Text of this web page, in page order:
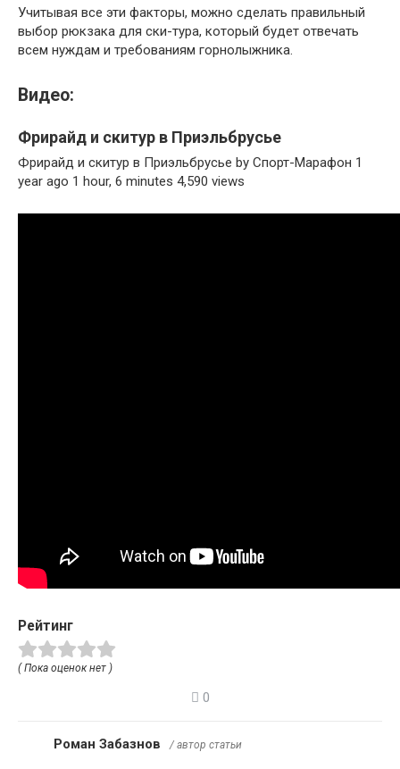
Учитывая все эти факторы, можно сделать правильный
выбор рюкзака для ски-тура, который будет отвечать
всем нуждам и требованиям горнолыжника.
Видео:
Фрирайд и скитур в Приэльбрусье
Фрирайд и скитур в Приэльбрусье by Спорт-Марафон 1
year ago 1 hour, 6 minutes 4,590 views
Рейтинг
( Пока оценок нет )
0
Роман Забазнов / автор статьи